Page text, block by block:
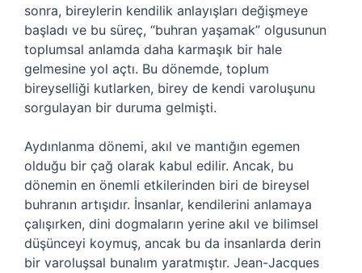
sonra, bireylerin kendilik anlayışları değişmeye
başladı ve bu süreç, “buhran yaşamak” olgusunun
toplumsal anlamda daha karmaşık bir hale
gelmesine yol açtı. Bu dönemde, toplum
bireyselliği kutlarken, birey de kendi varoluşunu
sorgulayan bir duruma gelmişti.
Aydınlanma dönemi, akıl ve mantığın egemen
olduğu bir çağ olarak kabul edilir. Ancak, bu
dönemin en önemli etkilerinden biri de bireysel
buhranın artışıdır. İnsanlar, kendilerini anlamaya
çalışırken, dini dogmaların yerine akıl ve bilimsel
düşünceyi koymuş, ancak bu da insanlarda derin
bir varoluşsal bunalım yaratmıştır. Jean-Jacques